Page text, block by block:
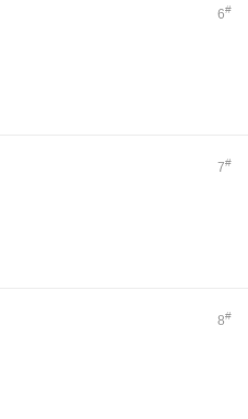
6#
7#
8#